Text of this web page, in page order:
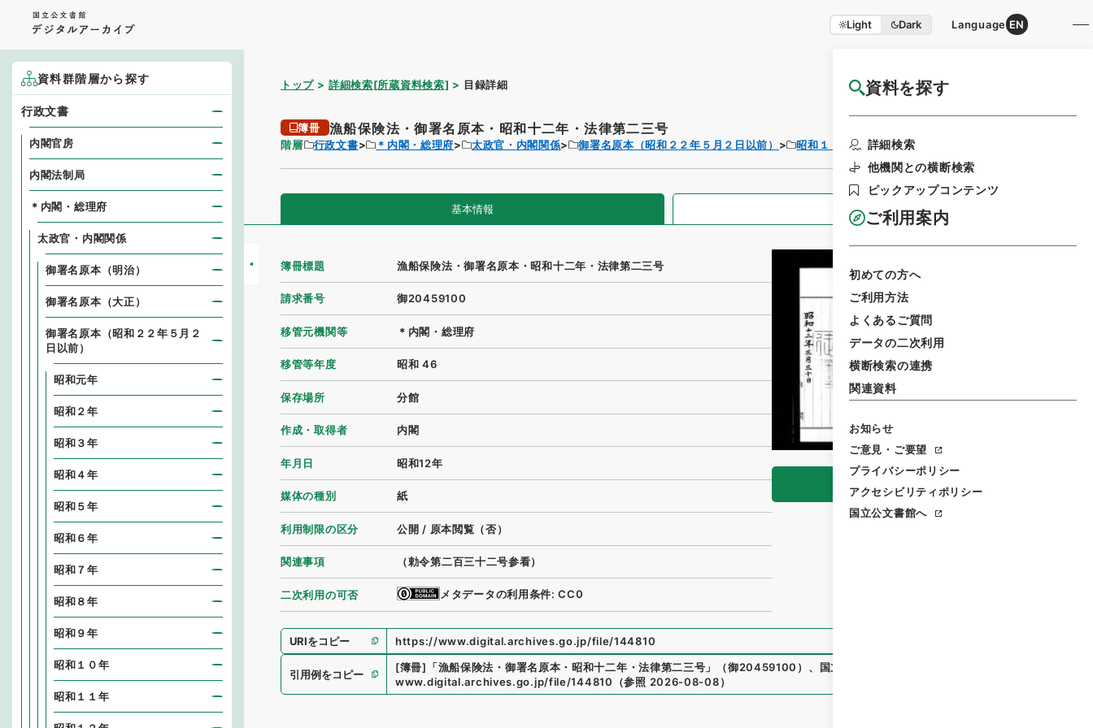
Light Dark Language EN
資料を探す
詳細検索
他機関との横断検索
ピックアップコンテンツ
ご利用案内
初めての方へ
ご利用方法
よくあるご質問
データの二次利用
横断検索の連携
関連資料
お知らせ
ご意見・ご要望
プライバシーポリシー
アクセシビリティポリシー
国立公文書館へ
トップ 詳細検索[所蔵資料検索] 目録詳細 国立公文書館HP利用案内
簿冊 漁船保険法・御署名原本・昭和十二年・法律第二三号
階層 行政文書 ＊内閣・総理府 太政官・内閣関係 御署名原本（昭和２２年５月２日以前） 昭和１２年 法律
基本情報 全ての情報
閲覧
簿冊標題 漁船保険法・御署名原本・昭和十二年・法律第二三号
請求番号 御20459100
移管元機関等 ＊内閣・総理府
移管等年度 昭和 46
保存場所 分館
作成・取得者 内閣
年月日 昭和12年
媒体の種別 紙
利用制限の区分 公開 / 原本閲覧（否）
関連事項 （勅令第二百三十二号参看）
二次利用の可否 メタデータの利用条件: CC0
URIをコピー https://www.digital.archives.go.jp/file/144810
引用例をコピー
[簿冊] 「漁船保険法・御署名原本・昭和十二年・法律第二三号 」 （御20459100 ） 、 国立公文書館デジタルアーカイブ
www.digital.archives.go.jp/file/144810
（参照 2026-08-08）
資料群階層から探す
行政文書
内閣官房
内閣法制局
＊内閣・総理府
太政官・内閣関係
御署名原本（明治）
御署名原本（大正）
御署名原本（昭和２２年５月２
日以前）
昭和元年
昭和２年
昭和３年
昭和４年
昭和５年
昭和６年
昭和７年
昭和８年
昭和９年
昭和１０年
昭和１１年